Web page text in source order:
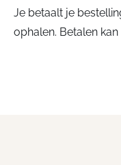
Je betaalt je
ophalen. Betalen